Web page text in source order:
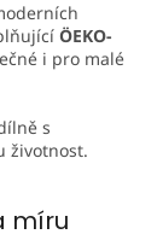
ÖEKO-
i pro malé
s
životnost.
míru